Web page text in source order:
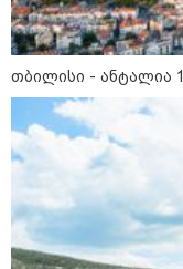
თბილისი - ანტალია